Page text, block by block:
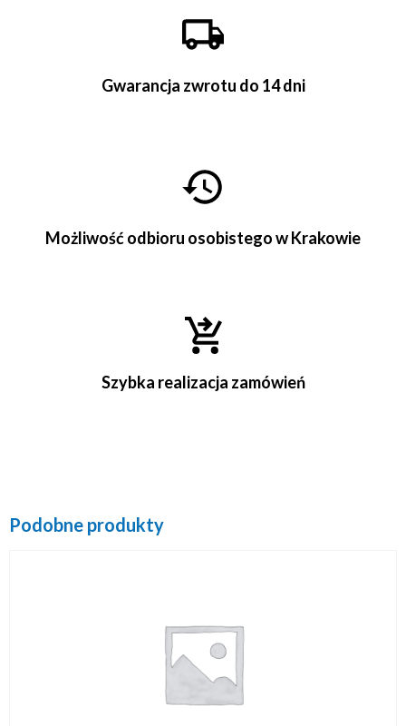
Gwarancja zwrotu do 14 dni
Możliwość odbioru osobistego w Krakowie
Szybka realizacja zamówień
Podobne produkty